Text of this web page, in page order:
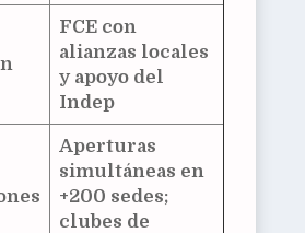
FCE con
alianzas locales
y apoyo del
Indep
Aperturas
simultáneas en
+200 sedes;
clubes de